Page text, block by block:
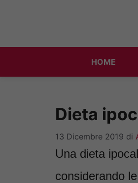
HOME
Dieta
13 Dicembre 2019 di
Una dieta
considerando